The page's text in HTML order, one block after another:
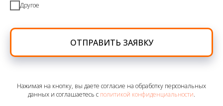
Другое
ОТПРАВИТЬ ЗАЯВКУ
Нажимая на кнопку, вы даете согласие на обработку персональных
данных и соглашаетесь c политикой конфиденциальности.